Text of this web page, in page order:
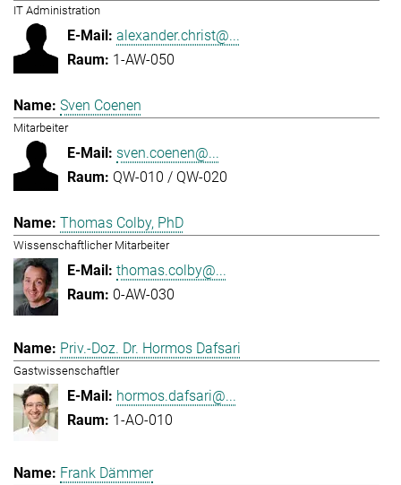
IT Administration
alexander.christ@...
1-AW-050
Sven Coenen
Mitarbeiter
sven.coenen@...
QW-010 / QW-020
Thomas Colby, PhD
Wissenschaftlicher Mitarbeiter
thomas.colby@...
0-AW-030
Priv.-Doz. Dr. Hormos Dafsari
Gastwissenschaftler
hormos.dafsari@...
1-AO-010
Frank Dämmer